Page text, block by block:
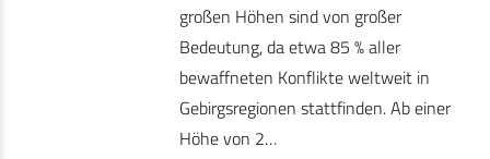
großen Höhen sind von großer
Bedeutung, da etwa 85 % aller
bewaffneten Konflikte weltweit in
Gebirgsregionen stattfinden. Ab einer
Höhe von 2…